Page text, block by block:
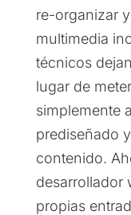
re-organizar
multimedia
técnicos
lugar de
simplemente
prediseñado
contenido.
desarrollador
propias